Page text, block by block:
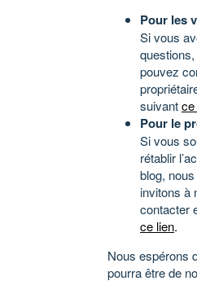
Pour les
Si vous
pouvez
suivantce
Pour le
Si vous
rétablir
blog,
invitons à
contacter
ce lien.
Nous espérons
pourra être de